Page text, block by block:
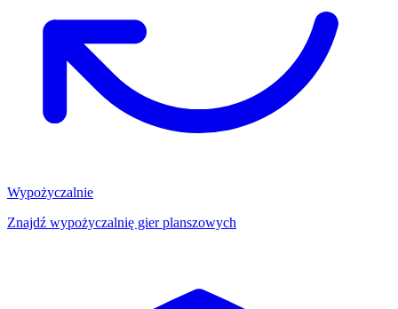
Wypożyczalnie
Znajdź wypożyczalnię gier planszowych